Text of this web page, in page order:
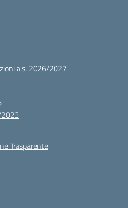
a.s. 2026/2027
Trasparente